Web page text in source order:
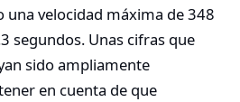
velocidad máxima de 348
segundos. Unas cifras que
sido ampliamente
en cuenta de que